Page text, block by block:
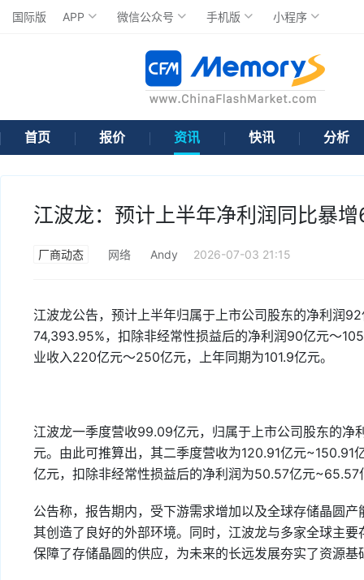
国际版 APP 微信公众号 手机版 小程序
首页 报价 资讯 快讯 分析
江波龙：预计上半年净利润同比暴
厂商动态 网络 Andy 2026-07-03 21:15
江波龙公告，预计上半年归属于上市公司股东的净利润
74,393.95%，扣除非经常性损益后的净利润90亿元～
业收入220亿元～250亿元，上年同期为101.9亿元。
江波龙一季度营收99.09亿元，归属于上市公司股东的
元。由此可推算出，其二季度营收为120.91亿元
亿元，扣除非经常性损益后的净利润为50.57亿元~65.57
公告称，报告期内，受下游需求增加以及全球存储晶圆
其创造了良好的外部环境。同时，江波龙与多家全球主
保障了存储晶圆的供应，为未来的长远发展夯实了资源基